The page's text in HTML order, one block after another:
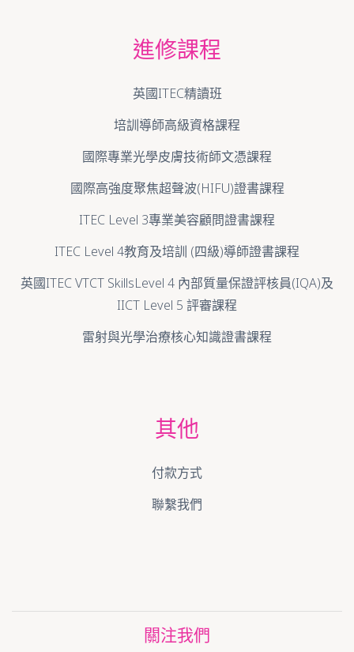
進修課程
英國ITEC精讀班
培訓導師高級資格課程
國際專業光學皮膚技術師文憑課程
國際高強度聚焦超聲波(HIFU)證書課程
ITEC Level 3專業美容顧問證書課程
ITEC Level 4教育及培訓 (四級)導師證書課程
英國ITEC VTCT SkillsLevel 4 內部質量保證評核員(IQA)及
IICT Level 5 評審課程
雷射與光學治療核心知識證書課程
其他
付款方式
聯繫我們
關注我們